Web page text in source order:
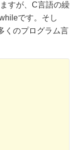
すが、C言語の繰
です。そし
くのプログラム言